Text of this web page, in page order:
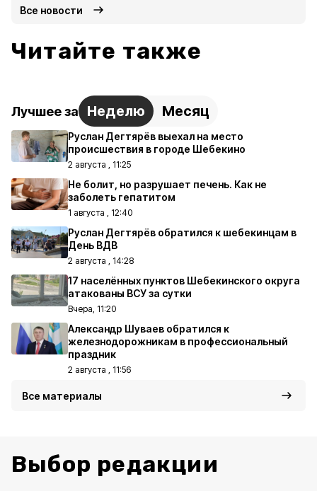
Все новости
Читайте также
Лучшее за Неделю Месяц
Руслан Дегтярёв выехал на место
происшествия в городе Шебекино
2 августа , 11:25
Не болит, но разрушает печень. Как не
заболеть гепатитом
1 августа , 12:40
Руслан Дегтярёв обратился к шебекинцам в
День ВДВ
2 августа , 14:28
17 населённых пунктов Шебекинского округа
атакованы ВСУ за сутки
Вчера, 11:20
Александр Шуваев обратился к
железнодорожникам в профессиональный
праздник
2 августа , 11:56
Все материалы
Выбор редакции